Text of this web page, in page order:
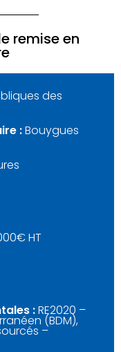
remise en
des
:Bouygues
HT
:RE2020 –
(BDM),
–